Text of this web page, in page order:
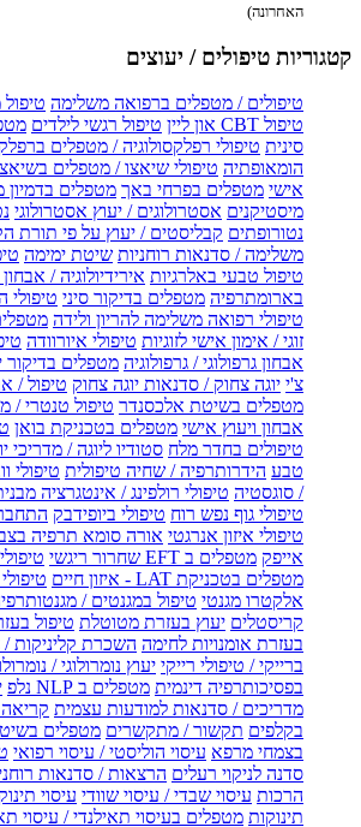
האחרונה)
קטגוריות טיפולים / יעוצים
טיפולים / מטפלים ברפואה משלימה
טיפול CBT און ליין
טיפול רגשי לילדים
סינית טיפולי רפלקסולוגיה / מטפלים
הומאופתיה טיפולי שיאצו / מטפלים
אישי מטפלים בפרחי באך מטפלים בדמיון
מיסטיקנים אסטרולוגים / יעוץ אסטרולוגי
נטורופתים קבליסטים / יעוץ על פי תורת
משלימה / סדנאות רוחניות שיטת ימימה
טיפול טבעי באלרגיות אירידיולוגיה / אבחון
בארומתרפיה מטפלים בדיקור סיני טיפולי
טיפולי רפואה משלימה להריון ולידה
זוגי / אימון אישי לזוגיות טיפולי איורוודה
אבחון גרפולוגי / גרפולוגיה מטפלים בדיקור
צ'י יוגה צחוק / סדנאות יוגה צחוק טיפול /
מטפלים בשיטת אלכסנדר טיפול טנטרי /
אבחון ויעוץ אישי מטפלים בטכניקת בואן
טיפולים בחדר מלח סטודיו ליוגה / מדריכי
טבע הידרותרפיה / שחיה טיפולית טיפולי
/ סוגסטיה טיפולי רולפינג / אינטגרציה
טיפולי גוף נפש רוח טיפולי ביופידבק
טיפולי איזון אנרגטי אורה סומא תרפיה
אייפק מטפלים ב EFT שחרור ריגשי
מטפלים בטכניקת LAT - איזון חיים
אלקטרו מגנטי טיפול במגנטים /
קריסטלים יעוץ בעזרת מטוטלת טיפול
בעזרת אומנויות לחימה השכרת קליניקות /
ברייקי / טיפולי רייקי יעוץ נומרולוגי /
בפסיכותרפיה דינמית מטפלים ב NLP נלפ
מדריכים / סדנאות למודעות עצמית
בקלפים תקשור / מתקשרים מטפלים
בצמחי מרפא עיסוי הוליסטי / עיסוי רפואי
סדנה לניקוי רעלים הרצאות / סדנאות
הרכות עיסוי שבדי / עיסוי שוודי עיסוי
תינוקות מטפלים בעיסוי תאילנדי / עיסוי